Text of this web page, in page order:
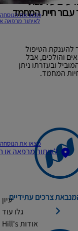
מצאו את הנוסחה שלכם
לאיתור מרפאה או חנות
מצאו את הנוסחה שלכם
לאיתור מרפאה או חנות
עיון
גלו עוד
אודות Hill's
חיית המחמד
הטיפול
אבל
ובעזרתו ניתן
המחמד.
צרכים עתידיים